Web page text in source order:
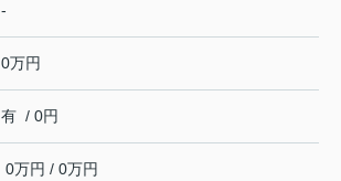
-
0万円
有 / 0円
0万円 / 0万円